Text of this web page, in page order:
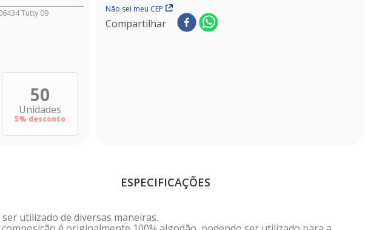
Tutty 09
50
Unidades
5% desconto
Não sei meu CEP
Compartilhar
ESPECIFICAÇÕES
utilizado de diversas maneiras.